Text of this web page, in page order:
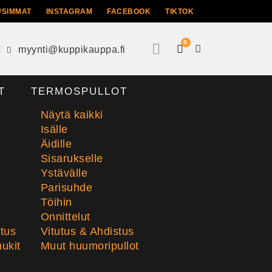
INSTAGRAM FACEBOOK TIKTOK
myynti@kuppikauppa.fi
0
TERMOSPULLOT
Näytä kaikki
Isälle
Äidille
Sisarukselle
Ystävälle
Parisuhde
Töihin
Onnittelut
Vitutus & Ahdistus
Muut huumoripullot